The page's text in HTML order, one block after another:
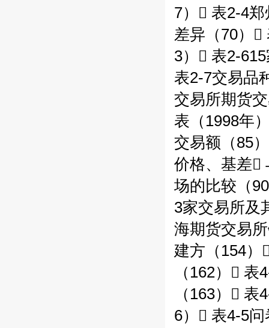
7） 表2-4
差异（70）
3） 表2-
表2-7交易品
交易所期货
表（1998年
交易额（85
价格、基差
场的比较（
3家交易所及
海期货交易
建方（154）
（162）
（163）
6） 表4-5